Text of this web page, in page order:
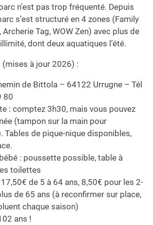
n’est pas trop fréquenté. Depuis
s’est structuré en 4 zones (Family
Tag, WOW Zen) avec plus de
dont deux aquatiques l’été.
à jour 2026) :
de Bittola – 64122 Urrugne – Tél
80
: comptez 3h30, mais vous pouvez
(tampon sur la main pour
Tables de pique-nique disponibles,
: poussette possible, table à
toilettes
de 5 à 64 ans, 8,50€ pour les 2-
de 65 ans (à reconfirmer sur place,
chaque saison)
ans !